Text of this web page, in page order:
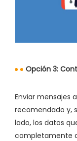
Opción 3:
Enviar mensajes
recomendado y,
lado, los datos
completamente